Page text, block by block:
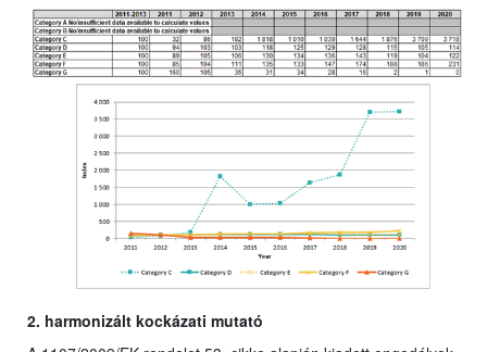
2. harmonizált kockázati mutató